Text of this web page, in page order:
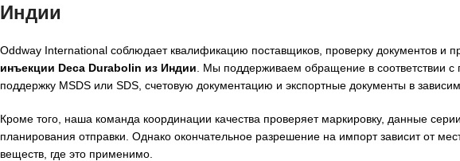
Индии
Oddway International соблюдает квалификацию поставщиков, проверку документов и
инъекции Deca Durabolin из Индии . Мы поддерживаем обращение в соответствии с
поддержку MSDS или SDS, счетовую документацию и экспортные документы в
Кроме того, наша команда координации качества проверяет маркировку, данные
планирования отправки. Однако окончательное разрешение на импорт зависит от
веществ, где это применимо.